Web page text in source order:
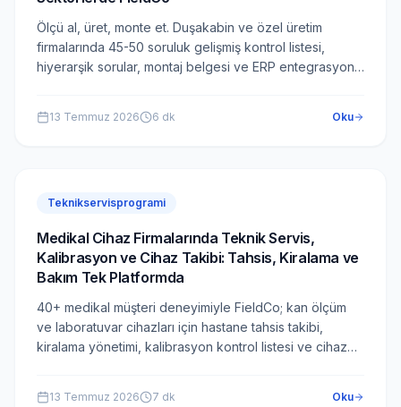
Ölçü al, üret, monte et. Duşakabin ve özel üretim
firmalarında 45-50 soruluk gelişmiş kontrol listesi,
hiyerarşik sorular, montaj belgesi ve ERP entegrasyonu
13 Temmuz 2026 6 dk Oku
Teknikservisprogrami
Medikal Cihaz Firmalarında Teknik Servis,
Kalibrasyon ve Cihaz Takibi: Tahsis, Kiralama ve
Bakım Tek Platformda
40+ medikal müşteri deneyimiyle FieldCo; kan ölçüm
ve laboratuvar cihazları için hastane tahsis takibi,
kiralama yönetimi, kalibrasyon kontrol listesi ve cihaz
13 Temmuz 2026 7 dk Oku